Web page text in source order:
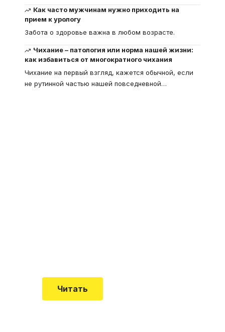
Как часто мужчинам нужно приходить на
прием к урологу
Забота о здоровье важна в любом возрасте.
Чихание – патология или норма нашей жизни:
как избавиться от многократного чихания
Чихание на первый взгляд, кажется обычной, если
не рутинной частью нашей повседневной…
Читать